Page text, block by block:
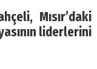
Mısır’daki
liderlerini